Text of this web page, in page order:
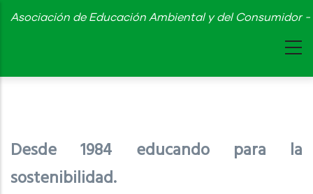
Skip
content
Asociación de Educación Ambiental y del Consumidor
Desde 1984 educando para la
sostenibilidad.